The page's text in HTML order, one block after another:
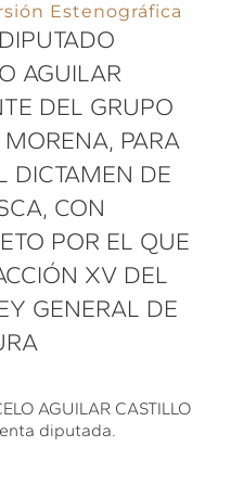
Estenográfica
AGUILAR
DEL GRUPO
PARA
DICTAMEN DE
CON
POR EL QUE
XV DEL
GENERAL DE
AGUILAR CASTILLO
diputada.